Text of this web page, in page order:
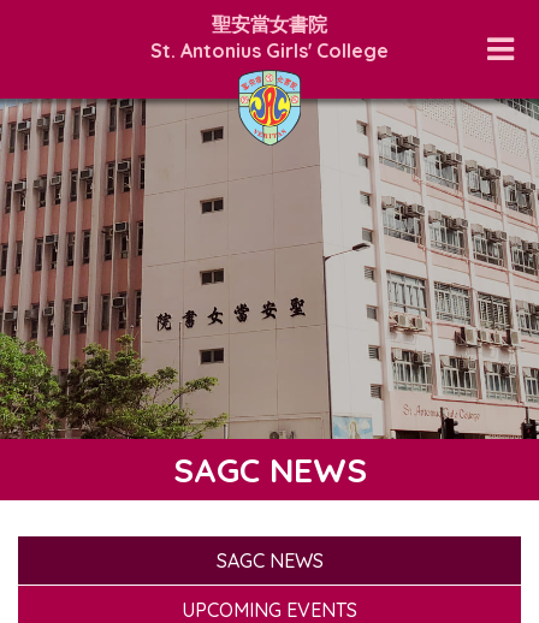
聖安當女書院
St. Antonius Girls' College
SAGC NEWS
SAGC NEWS
UPCOMING EVENTS